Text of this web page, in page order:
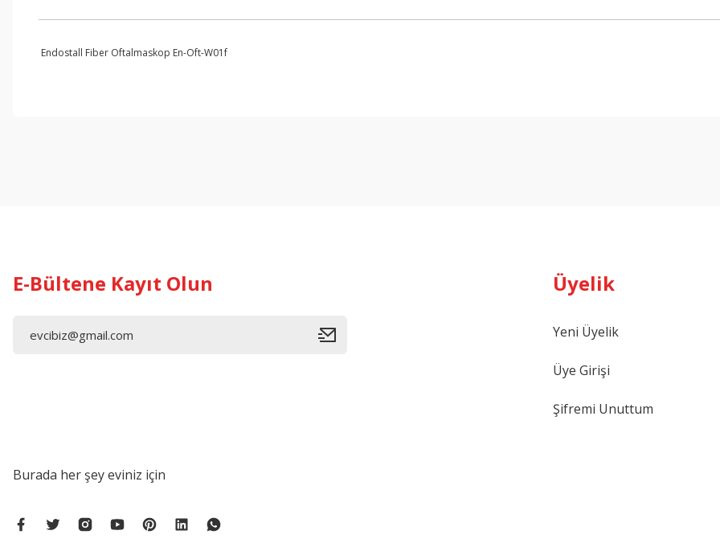
Endostall Fiber Oftalmaskop En-Oft-W01f
E-Bültene Kayıt Olun
Burada her şey eviniz için
Üyelik
Yeni Üyelik
Üye Girişi
Şifremi Unuttum